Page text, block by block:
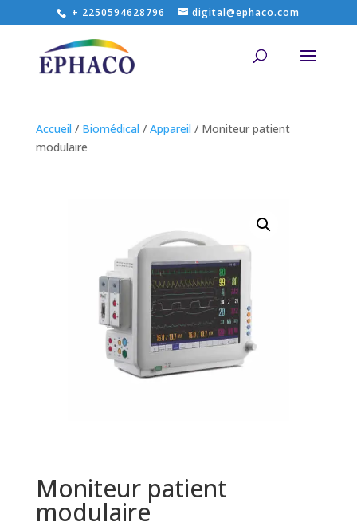
+ 2250594628796 digital@ephaco.com
Accueil / Biomédical / Appareil / Moniteur patient
modulaire
Moniteur patient
modulaire